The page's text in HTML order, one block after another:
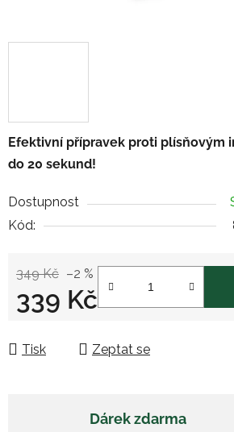
Efektivní přípravek proti plísňovým
do 20 sekund!
Dostupnost
Kód:
349 Kč –2 %
339 Kč
Tisk Zeptat se
Dárek zdarma